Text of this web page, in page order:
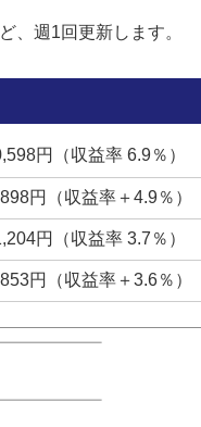
、週1回更新します。
円（収益率 6.9％）
円（収益率＋4.9％）
円（収益率 3.7％）
円（収益率＋3.6％）